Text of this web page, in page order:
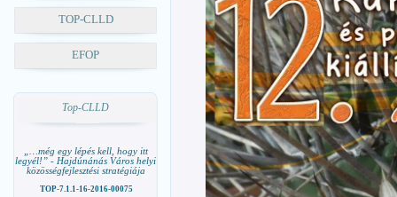
TOP-CLLD
EFOP
Top-CLLD
„…még egy lépés kell, hogy itt
legyél!” - Hajdúnánás Város helyi
közösségfejlesztési stratégiája
TOP-7.1.1-16-2016-00075